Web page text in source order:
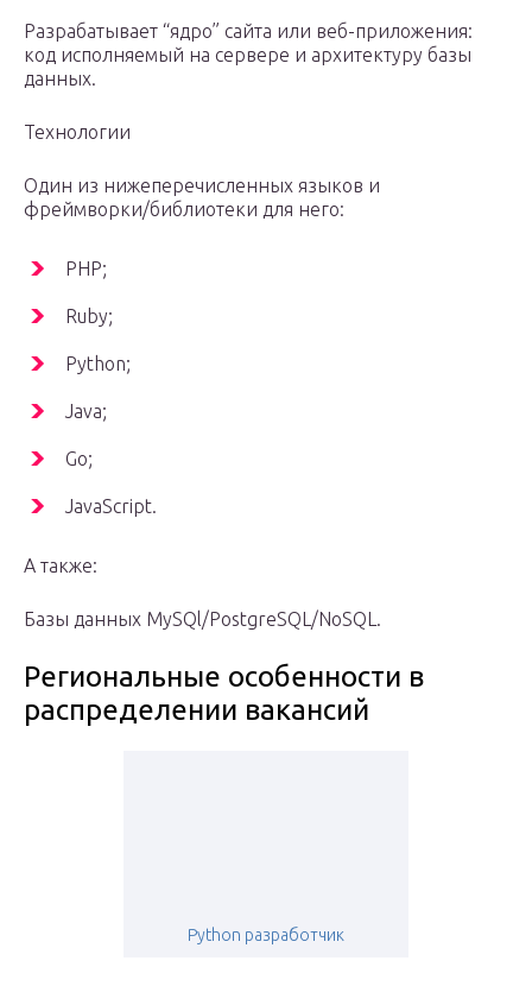
Разрабатывает “ядро” сайта или веб-приложения:
код исполняемый на сервере и архитектуру базы
данных.
Технологии
Один из нижеперечисленных языков и
фреймворки/библиотеки для него:
PHP;
Ruby;
Python;
Java;
Go;
JavaScript.
А также:
Базы данных MySQl/PostgreSQL/NoSQL.
Региональные особенности в
распределении вакансий
Python разработчик